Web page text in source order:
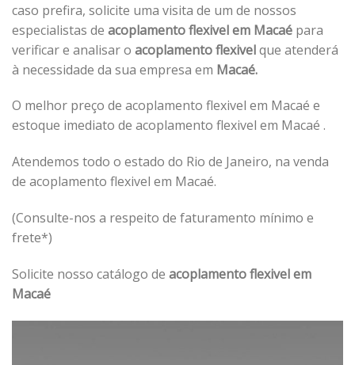
caso prefira, solicite uma visita de um de nossos
especialistas de acoplamento flexivel em Macaé para
verificar e analisar o acoplamento flexivelque atenderá
à necessidade da sua empresa em Macaé.
O melhor preço de acoplamento flexivel em Macaé e
estoque imediato de acoplamento flexivel em Macaé .
Atendemos todo o estado do Rio de Janeiro, na venda
de acoplamento flexivel em Macaé.
(Consulte-nos a respeito de faturamento mínimo e
frete*)
Solicite nosso catálogo de acoplamento flexivel em
Macaé